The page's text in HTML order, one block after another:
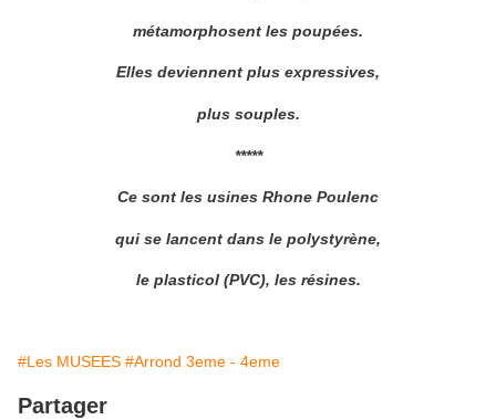
métamorphosent les poupées.
Elles deviennent plus expressives,
plus souples.
*****
Ce sont les usines Rhone Poulenc
qui se lancent dans le polystyrène,
le plasticol (PVC), les résines.
#Les MUSEES #Arrond 3eme - 4eme
Partager